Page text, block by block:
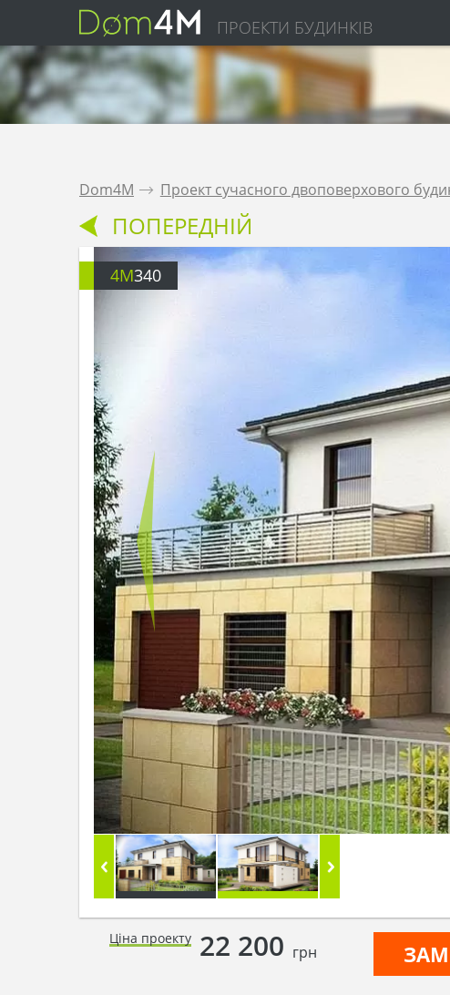
ПРОЕКТИ БУДИНКІВ
Dom4M . Проект сучасного двоповерхового
ПОПЕРЕДНІЙ
4M340
Ціна проекту 22 200 грн